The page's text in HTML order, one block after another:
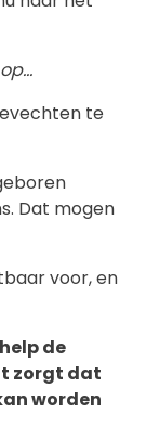
te
Dat mogen
voor, en
de
zorgt dat
worden